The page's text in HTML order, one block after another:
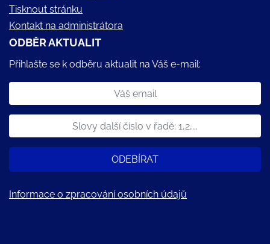
Tisknout stránku
Kontakt na administrátora
ODBĚR AKTUALIT
Přihlašte se k odběru aktualit na Váš e-mail:
ODEBÍRAT
Informace o zpracování osobních údajů